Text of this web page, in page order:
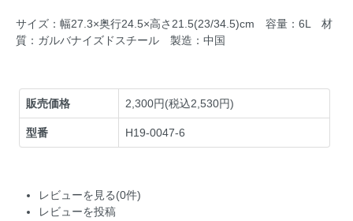
サイズ：幅27.3×奥行24.5×高さ21.5(23/34.5)cm 容量：6L 材
質：ガルバナイズドスチール 製造：中国
販売価格 2,300円(税込2,530円)
型番 H19-0047-6
レビューを見る(0件)
レビューを投稿